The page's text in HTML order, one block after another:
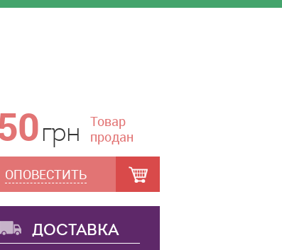
грн
Товар
продан
ОПОВЕСТИТЬ
ДОСТАВКА